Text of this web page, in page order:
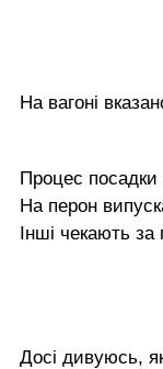
На вагоні
Процес посадки
На перон
Інші чекають за
Досі дивуюсь,